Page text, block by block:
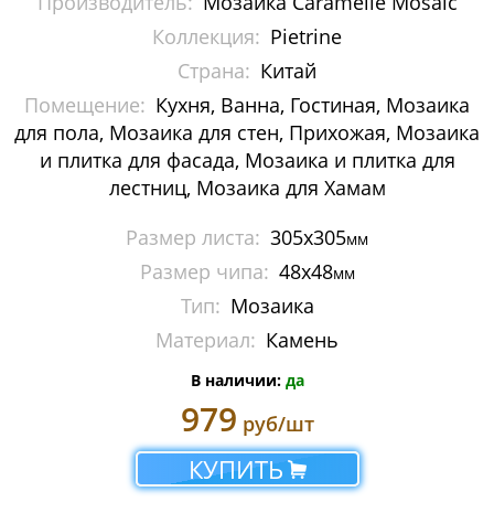
Alchimia
Arlecchino Мозаика
Art Stone
Candylike
Impressioni мозаика
L UNIVERSO
Monalisa Thin Marble
Naturelle мозаика
Pietrine Hexagonal
Коллекция: Pietrine
Страна: Китай
Помещение: Кухня, Ванна, Гостиная, Мозаика
для пола, Мозаика для стен, Прихожая, Мозаика
и плитка для фасада, Мозаика и плитка для
лестниц, Мозаика для Хамам
Размер листа: 305x305мм
Размер чипа: 48x48мм
Тип: Мозаика
Материал: Камень
В наличии: да
979 руб/шт
КУПИТЬ